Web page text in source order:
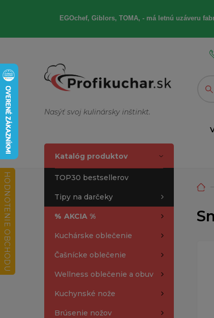
EGOchef, Giblors, TOMA, - má letnú uzáveru
Nasýť svoj kulinársky inštinkt.
Katalóg produktov
TOP30 bestsellerov
Tipy na darčeky
% AKCIA %
Kuchárske oblečenie
Čašnícke oblečenie
Wellness oblečenie a obuv
Kuchynské nože
Brúsenie nožov
HODNOTENIE OBCHODU